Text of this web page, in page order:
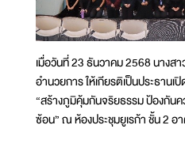
เมื่อวันที่ 23 ธันวาคม 2568 นางส
อำนวยการ ให้เกียรติเป็นประธานเ
“สร้างภูมิคุ้มกันจริยธรรม ป้องกัน
ซ้อน” ณ ห้องประชุมยูเรก้า ชั้น 2 อ